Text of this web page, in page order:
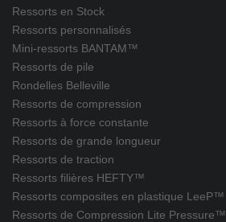
Ressorts en Stock
Ressorts personnalisés
Mini-ressorts BANTAM™
Ressorts de pile
Rondelles Belleville
Ressorts de compression
Ressorts à force constante
Ressorts de grande longueur
Ressorts de traction
Ressorts filières HEFTY™
Ressorts composites en plastique LeeP™
Ressorts de Compression Lite Pressure™